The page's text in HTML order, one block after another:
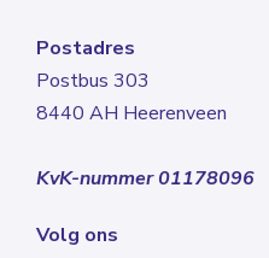
Postadres
Postbus 303
8440 AH Heerenveen
KvK-nummer 01178096
Volg ons